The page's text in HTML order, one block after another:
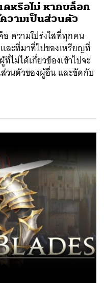
คหรือไม่ หากบล็อก
วามเป็นส่วนตัว
ความโปร่งใสที่ทุกคน
ละที่มาที่ไปของเหรียญที่
ไม่ได้เกี่ยวข้องเข้าไปจะ
วนตัวของผู้อื่น และขัดกับ